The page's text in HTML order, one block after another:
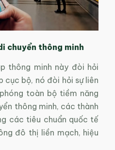
chuyển thông minh
thông minh này đòi hỏi
cục bộ, nó đòi hỏi sự liên
toàn bộ tiềm năng
thông minh, các thành
các tiêu chuẩn quốc tế
đô thị liền mạch, hiệu